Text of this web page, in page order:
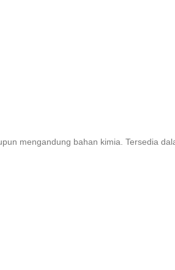
mengandung bahan kimia. Tersedia